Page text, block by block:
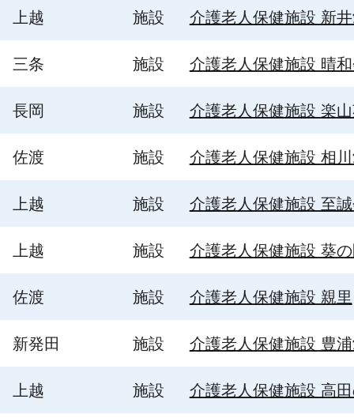
上越 施設 介護老人保健施設 新
三条 施設 介護老人保健施設 晴
長岡 施設 介護老人保健施設 楽
佐渡 施設 介護老人保健施設 相
上越 施設 介護老人保健施設 至
上越 施設 介護老人保健施設 葵
佐渡 施設 介護老人保健施設 親里
新発田 施設 介護老人保健施設 豊
上越 施設 介護老人保健施設 高